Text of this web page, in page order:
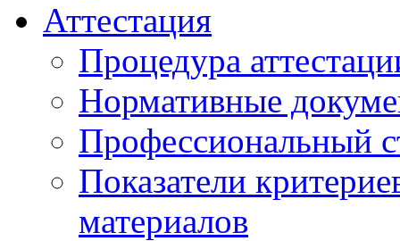
Аттестация
Процедура
Нормативные
Профессиональный
Показатели
материалов